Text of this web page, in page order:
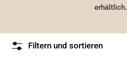
erhältlich.
Filtern und sortieren